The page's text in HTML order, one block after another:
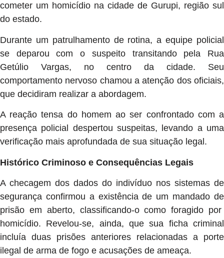
cometer um homicídio na cidade de Gurupi, região sul
do estado.
Durante um patrulhamento de rotina, a equipe policial
se deparou com o suspeito transitando pela Rua
Getúlio Vargas, no centro da cidade. Seu
comportamento nervoso chamou a atenção dos oficiais,
que decidiram realizar a abordagem.
A reação tensa do homem ao ser confrontado com a
presença policial despertou suspeitas, levando a uma
verificação mais aprofundada de sua situação legal.
Histórico Criminoso e Consequências Legais
A checagem dos dados do indivíduo nos sistemas de
segurança confirmou a existência de um mandado de
prisão em aberto, classificando-o como foragido por
homicídio. Revelou-se, ainda, que sua ficha criminal
incluía duas prisões anteriores relacionadas a porte
ilegal de arma de fogo e acusações de ameaça.